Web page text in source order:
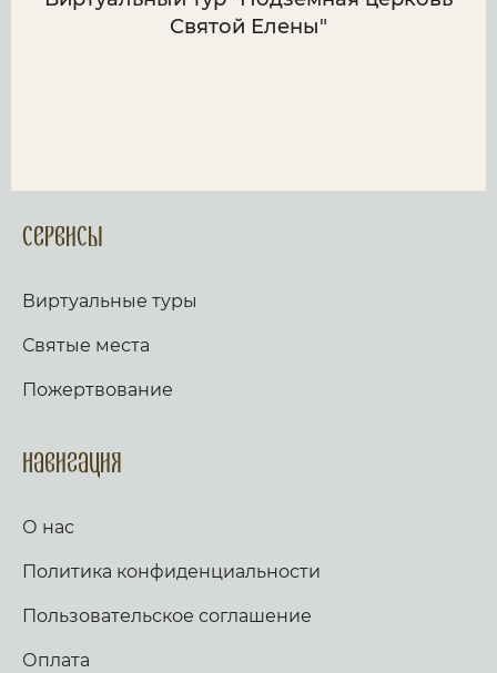
Святой Елены"
Сервисы
Виртуальные туры
Святые места
Пожертвование
Навигация
О нас
Политика конфиденциальности
Пользовательское соглашение
Оплата